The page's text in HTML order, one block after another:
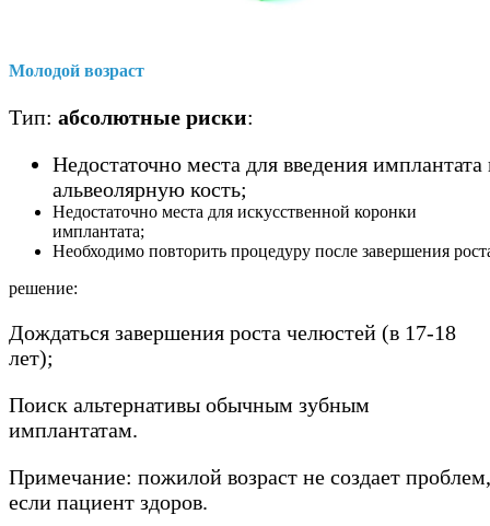
Молодой возраст
Тип: абсолютные риски:
Недостаточно места для введения имплантата
альвеолярную кость;
Недостаточно места для искусственной коронки
имплантата;
Необходимо повторить процедуру после завершения
решение:
Дождаться завершения роста челюстей (в 17-18
лет);
Поиск альтернативы обычным зубным
имплантатам.
Примечание: пожилой возраст не создает проблем,
если пациент здоров.